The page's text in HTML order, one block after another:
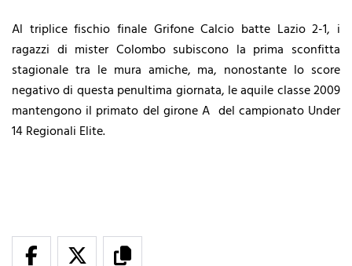
Al triplice fischio finale Grifone Calcio batte Lazio 2-1, i
ragazzi di mister Colombo subiscono la prima sconfitta
stagionale tra le mura amiche, ma, nonostante lo score
negativo di questa penultima giornata, le aquile classe 2009
mantengono il primato del girone A del campionato Under
14 Regionali Elite.